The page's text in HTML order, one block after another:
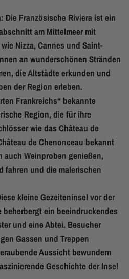
Die Französische Riviera ist ein
am Mittelmeer mit
Nizza, Cannes und Saint-
an wunderschönen Stränden
die Altstädte erkunden und
der Region erleben.
Frankreichs“ bekannte
Region, die für ihre
wie das Château de
de Chenonceau bekannt
auch Weinproben genießen,
fahren und die malerischen
kleine Gezeiteninsel vor der
beherbergt ein beeindruckendes
und eine Abtei. Besucher
Gassen und Treppen
Aussicht bewundern
Geschichte der Insel